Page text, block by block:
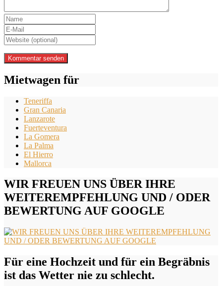
Mietwagen für
Teneriffa
Gran Canaria
Lanzarote
Fuerteventura
La Gomera
La Palma
El Hierro
Mallorca
WIR FREUEN UNS ÜBER IHRE
WEITEREMPFEHLUNG UND / ODER
BEWERTUNG AUF GOOGLE
Für eine Hochzeit und für ein Begräbnis
ist das Wetter nie zu schlecht.